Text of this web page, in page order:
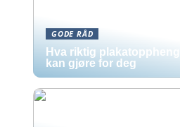
GODE RÅD
Hva riktig plakatoppheng
kan gjøre for deg